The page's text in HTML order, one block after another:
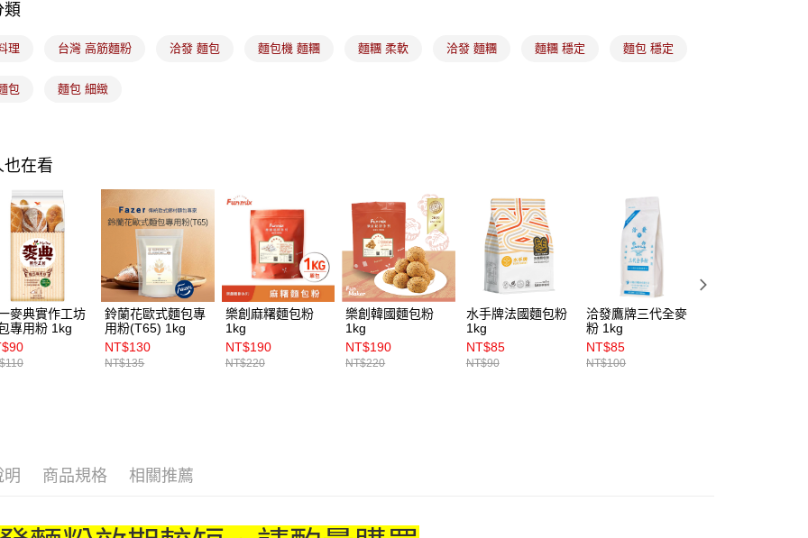
類
理 台灣 高筋麵粉 洽發 麵包 麵包機 麵糰 麵糰 柔軟 洽發 麵糰 麵糰 穩定 麵包 穩定
包 麵包 細緻
也在看
麥典實作工坊
專用粉 1kg
鈴蘭花歐式麵包專
用粉(T65) 1kg
NT$130
NT$135
樂創麻糬麵包粉
1kg
NT$190
NT$220
樂創韓國麵包粉
1kg
NT$190
NT$220
水手牌法國麵包粉
1kg
NT$85
NT$90
洽發鷹牌三代全麥
粉 1kg
NT$85
NT$100
明 商品規格 相關推薦